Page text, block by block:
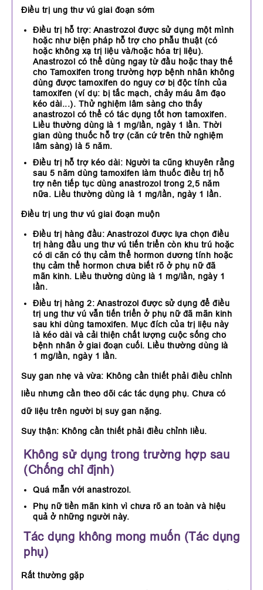
Điều trị ung thư vú giai đoạn sớm
Điều trị hỗ trợ: Anastrozol được sử dụng một mình
hoặc như biện pháp hỗ trợ cho phẫu thuật (có
hoặc không xạ trị liệu và/hoặc hóa trị liệu).
Anastrozol có thể dùng ngay từ đầu hoặc thay thế
cho Tamoxifen trong trường hợp bệnh nhân không
dùng được tamoxifen do nguy cơ bị độc tính của
tamoxifen (ví dụ: bị tắc mạch, chảy máu âm đạo
kéo dài...). Thử nghiệm lâm sàng cho thấy
anastrozol có thể có tác dụng tốt hơn tamoxifen.
Liều thường dùng là 1 mg/lần, ngày 1 lần. Thời
gian dùng thuốc hỗ trợ (căn cứ trên thử nghiệm
lâm sàng) là 5 năm.
Điều trị hỗ trợ kéo dài: Người ta cũng khuyên rằng
sau 5 năm dùng tamoxifen làm thuốc điều trị hỗ
trợ nên tiếp tục dùng anastrozol trong 2,5 năm
nữa. Liều thường dùng là 1 mg/lần, ngày 1 lần.
Điều trị ung thư vú giai đoạn muộn
Điều trị hàng đầu: Anastrozol được lựa chọn điều
trị hàng đầu ung thư vú tiến triển còn khu trú hoặc
có di căn có thụ cảm thể hormon dương tính hoặc
thụ cảm thể hormon chưa biết rõ ở phụ nữ đã
mãn kinh. Liều thường dùng là 1 mg/lần, ngày 1
lần.
Điều trị hàng 2: Anastrozol được sử dụng để điều
trị ung thư vú vẫn tiến triển ở phụ nữ đã mãn kinh
sau khi dùng tamoxifen. Mục đích của trị liệu này
là kéo dài và cải thiện chất lượng cuộc sống cho
bệnh nhân ở giai đoạn cuối. Liều thường dùng là
1 mg/lần, ngày 1 lần.
Suy gan nhẹ và vừa: Không cần thiết phải điều chỉnh
liều nhưng cần theo dõi các tác dụng phụ. Chưa có
dữ liệu trên người bị suy gan nặng.
Suy thận: Không cần thiết phải điều chỉnh liều.
Không sử dụng trong trường hợp sau
(Chống chỉ định)
Quá mẫn với anastrozol.
Phụ nữ tiền mãn kinh vì chưa rõ an toàn và hiệu
quả ở những người này.
Tác dụng không mong muốn (Tác dụng
phụ)
Rất thường gặp